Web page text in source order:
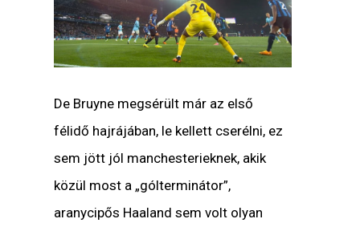
De Bruyne megsérült már az első
félidő hajrájában, le kellett cserélni, ez
sem jött jól manchesterieknek, akik
közül most a „gólterminátor”,
aranycipős Haaland sem volt olyan